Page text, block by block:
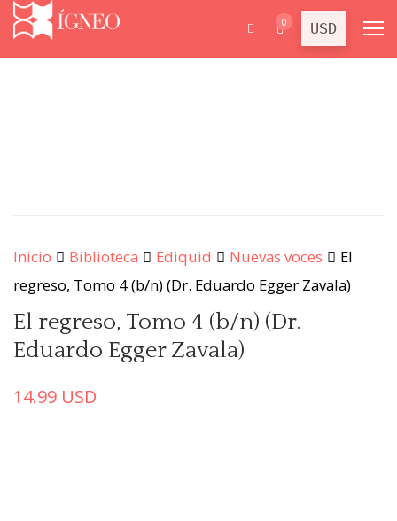
0
Inicio Biblioteca Ediquid Nuevas voces
El
regreso, Tomo 4 (b/n) (Dr. Eduardo Egger Zavala)
El regreso, Tomo 4 (b/n) (Dr.
Eduardo Egger Zavala)
14.99 USD